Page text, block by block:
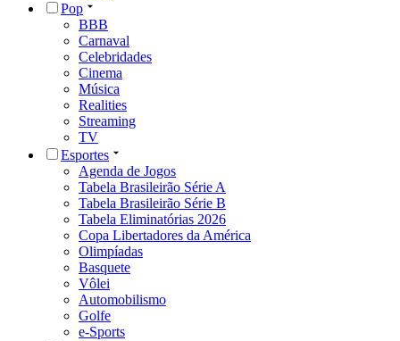
Pop
BBB
Carnaval
Celebridades
Cinema
Música
Realities
Streaming
TV
Esportes
Agenda de Jogos
Tabela Brasileirão Série A
Tabela Brasileirão Série B
Tabela Eliminatórias 2026
Copa Libertadores da América
Olimpíadas
Basquete
Vôlei
Automobilismo
Golfe
e-Sports